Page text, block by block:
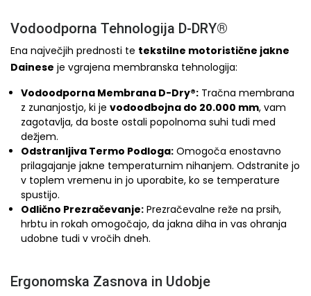
Vodoodporna Tehnologija D-DRY®
Ena največjih prednosti te tekstilne motoristične jakne
Dainese je vgrajena membranska tehnologija:
Vodoodporna Membrana D-Dry®: Tračna membrana
z zunanjostjo, ki je vodoodbojna do 20.000 mm, vam
zagotavlja, da boste ostali popolnoma suhi tudi med
dežjem.
Odstranljiva Termo Podloga: Omogoča enostavno
prilagajanje jakne temperaturnim nihanjem. Odstranite jo
v toplem vremenu in jo uporabite, ko se temperature
spustijo.
Odlično Prezračevanje: Prezračevalne reže na prsih,
hrbtu in rokah omogočajo, da jakna diha in vas ohranja
udobne tudi v vročih dneh.
Ergonomska Zasnova in Udobje